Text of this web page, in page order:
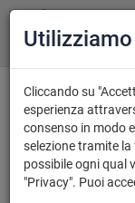
marca
Cliccando su
esperienza
consenso in modo
selezione tramite
possibile ogni qual
"Privacy". Puoi